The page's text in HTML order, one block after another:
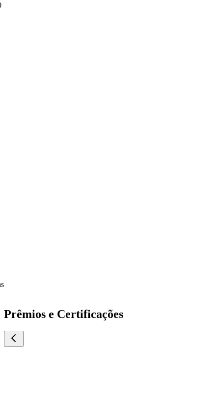
Prêmios e Certificações